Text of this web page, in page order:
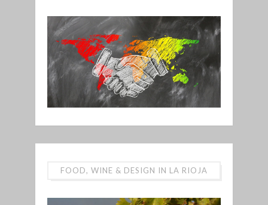
FOOD, WINE & DESIGN IN LA RIOJA